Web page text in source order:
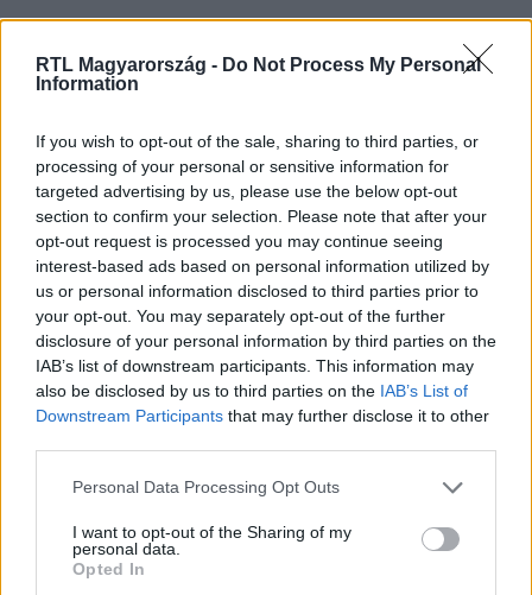
RTL Magyarország - Do Not Process My Personal
Information
If you wish to opt-out of the sale, sharing to third parties, or
processing of your personal or sensitive information for
targeted advertising by us, please use the below opt-out
section to confirm your selection. Please note that after your
opt-out request is processed you may continue seeing
interest-based ads based on personal information utilized by
us or personal information disclosed to third parties prior to
your opt-out. You may separately opt-out of the further
disclosure of your personal information by third parties on the
IAB’s list of downstream participants. This information may
also be disclosed by us to third parties on the IAB’s List of
Downstream Participants that may further disclose it to other
Please note that this website/app uses one or more Google
not limited to your visit or usage behaviour. You may click to
grant or deny consent to Google and its third-party tags to
use your data for below specified purposes in below Google
Personal Data Processing Opt Outs
I want to opt-out of the Sharing of my
personal data.
Opted In
Itt állítsd be, hogy az RTL.hu az elsők között
Kövess minket, és értesülj a friss hírekről a